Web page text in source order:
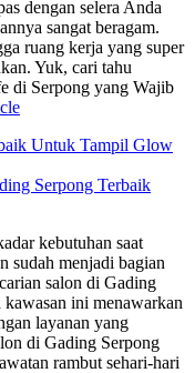
dengan selera Anda
sangat beragam.
ruang kerja yang super
Yuk, cari tahu
di Serpong yang Wajib
Serpong Terbaik
kebutuhan saat
sudah menjadi bagian
salon di Gading
ini menawarkan
layanan yang
di Gading Serpong
rambut sehari-hari